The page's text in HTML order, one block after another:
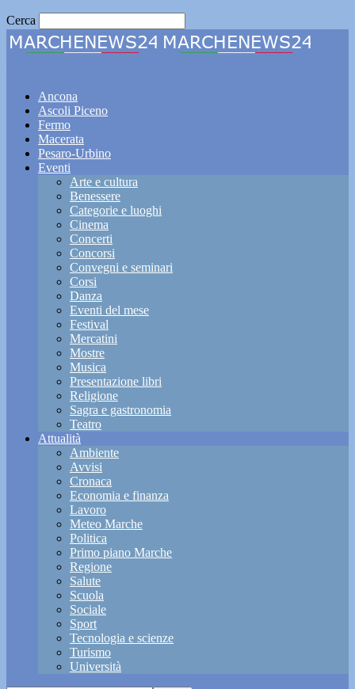
Cerca
Ancona
Ascoli Piceno
Fermo
Macerata
Pesaro-Urbino
Eventi
Arte e cultura
Benessere
Categorie e luoghi
Cinema
Concerti
Concorsi
Convegni e seminari
Corsi
Danza
Eventi del mese
Festival
Mercatini
Mostre
Musica
Presentazione libri
Religione
Sagra e gastronomia
Teatro
Attualità
Ambiente
Avvisi
Cronaca
Economia e finanza
Lavoro
Meteo Marche
Politica
Primo piano Marche
Regione
Salute
Scuola
Sociale
Sport
Tecnologia e scienze
Turismo
Università